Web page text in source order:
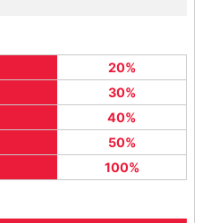
20%
30%
40%
50%
100%